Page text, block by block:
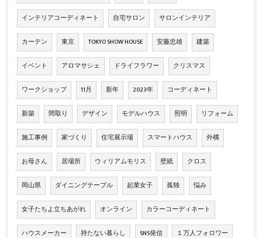
インテリアコーディネート 自宅サロン サロンインテリア
カーテン 東京 TOKYO SHOW HOUSE 安藤忠雄 建築
イベント アロマサシェ ドライフラワー クリスマス
ワークショップ 11月 新年 2023年 コーディネート
新築 間取り デザイン モデルハウス 照明 リフォーム
施工事例 家づくり 住宅展示場 スマートハウス 外構
お母さん 居場所 ウィリアムモリス 壁紙 クロス
岡山県 ダイニングテーブル 起業女子 孤独 悩み
女子たちよ立ちあがれ オンライン カラーコーディネート
ハウスメーカー 持たない暮らし SNS発信 １万人フォロワー